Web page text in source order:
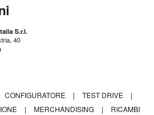
S.r.l.
40
CONFIGURATORE | TEST DRIVE
|
| MERCHANDISING |
RICAMBI